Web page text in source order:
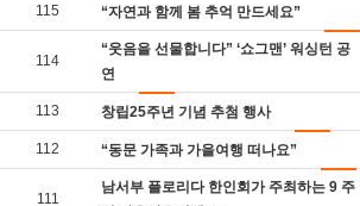
115 “자연과 함께 봄 추억 만드세요”
114
“웃음을 선물합니다” ‘쇼그맨’ 워싱턴 공
연
113 창립25주년 기념 추첨 행사
112 “동문 가족과 가을여행 떠나요”
111
남서부 플로리다 한인회가 주최하는 9 주